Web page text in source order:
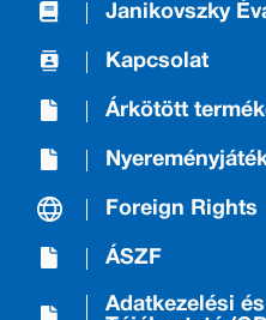
Janikovszky
Kapcsolat
Árkötött
Foreign Rights
ÁSZF
Adatkezelési